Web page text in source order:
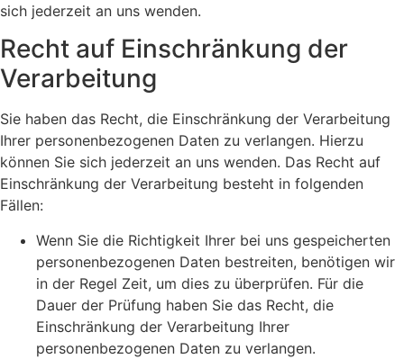
sich jederzeit an uns wenden.
Recht auf Einschränkung der
Verarbeitung
Sie haben das Recht, die Einschränkung der Verarbeitung
Ihrer personenbezogenen Daten zu verlangen. Hierzu
können Sie sich jederzeit an uns wenden. Das Recht auf
Einschränkung der Verarbeitung besteht in folgenden
Fällen:
Wenn Sie die Richtigkeit Ihrer bei uns gespeicherten
personenbezogenen Daten bestreiten, benötigen wir
in der Regel Zeit, um dies zu überprüfen. Für die
Dauer der Prüfung haben Sie das Recht, die
Einschränkung der Verarbeitung Ihrer
personenbezogenen Daten zu verlangen.